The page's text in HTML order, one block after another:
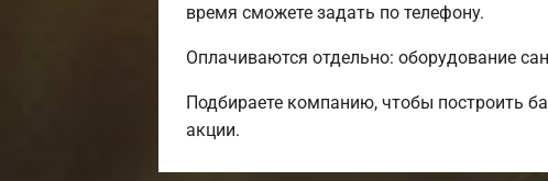
время сможете задать по телефону.
Оплачиваются отдельно: оборудование
Подбираете компанию, чтобы построить
акции.